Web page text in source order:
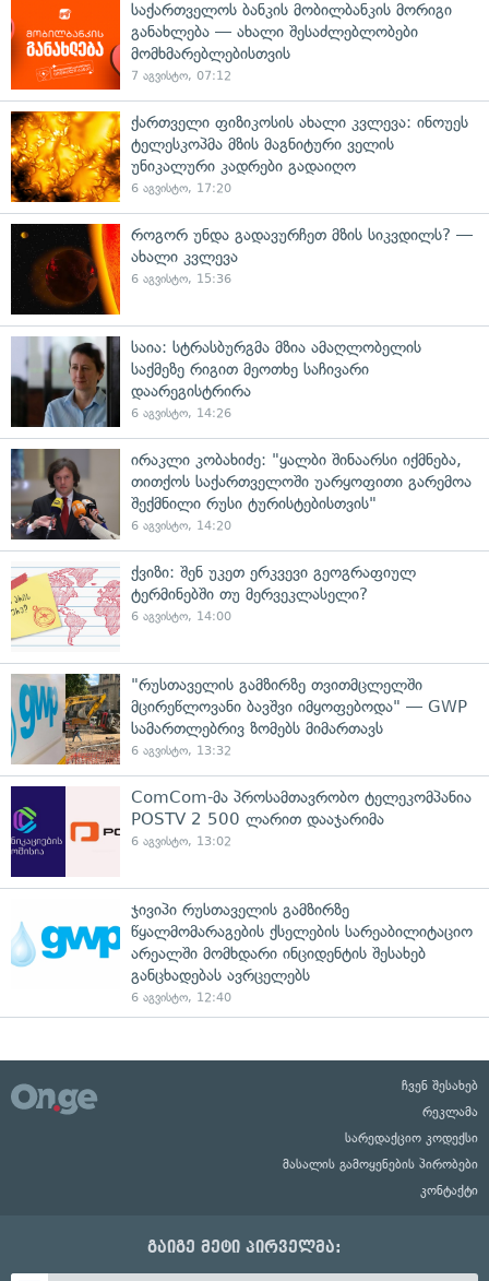
საქართველოს ბანკის მობილბანკის მორიგი
განახლება — ახალი შესაძლებლობები
მომხმარებლებისთვის
7 აგვისტო, 07:12
ქართველი ფიზიკოსის ახალი კვლევა: ინოუეს
ტელესკოპმა მზის მაგნიტური ველის
უნიკალური კადრები გადაიღო
6 აგვისტო, 17:20
როგორ უნდა გადავურჩეთ მზის სიკვდილს? —
ახალი კვლევა
6 აგვისტო, 15:36
საია: სტრასბურგმა მზია ამაღლობელის
საქმეზე რიგით მეოთხე საჩივარი
დაარეგისტრირა
6 აგვისტო, 14:26
ირაკლი კობახიძე: "ყალბი შინაარსი იქმნება,
თითქოს საქართველოში უარყოფითი გარემოა
შექმნილი რუსი ტურისტებისთვის"
6 აგვისტო, 14:20
ქვიზი: შენ უკეთ ერკვევი გეოგრაფიულ
ტერმინებში თუ მერვეკლასელი?
6 აგვისტო, 14:00
"რუსთაველის გამზირზე თვითმცლელში
მცირეწლოვანი ბავშვი იმყოფებოდა" — GWP
სამართლებრივ ზომებს მიმართავს
6 აგვისტო, 13:32
ComCom-მა პროსამთავრობო ტელეკომპანია
POSTV 2 500 ლარით დააჯარიმა
6 აგვისტო, 13:02
ჯივიპი რუსთაველის გამზირზე
წყალმომარაგების ქსელების სარეაბილიტაციო
არეალში მომხდარი ინციდენტის შესახებ
განცხადებას ავრცელებს
6 აგვისტო, 12:40
ჩვენ შესახებ
რეკლამა
სარედაქციო კოდექსი
მასალის გამოყენების პირობები
კონტაქტი
გაიგე მეტი პირველმა: